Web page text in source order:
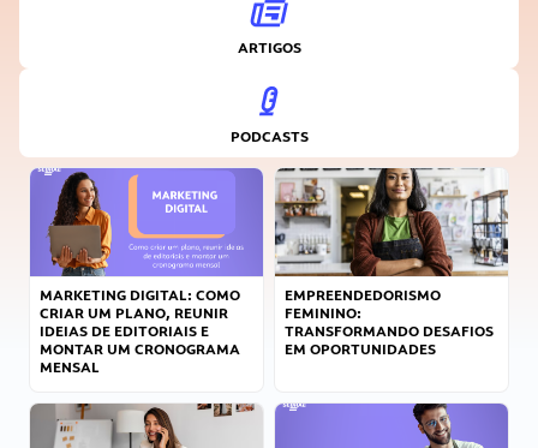
ARTIGOS
PODCASTS
MARKETING DIGITAL: COMO
CRIAR UM PLANO, REUNIR
IDEIAS DE EDITORIAIS E
MONTAR UM CRONOGRAMA
MENSAL
EMPREENDEDORISMO
FEMININO:
TRANSFORMANDO DESAFIOS
EM OPORTUNIDADES